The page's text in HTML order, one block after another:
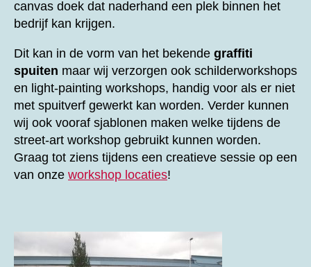
canvas doek dat naderhand een plek binnen het
bedrijf kan krijgen.
Dit kan in de vorm van het bekende graffiti
spuiten maar wij verzorgen ook schilderworkshops
en light-painting workshops, handig voor als er niet
met spuitverf gewerkt kan worden. Verder kunnen
wij ook vooraf sjablonen maken welke tijdens de
street-art workshop gebruikt kunnen worden.
Graag tot ziens tijdens een creatieve sessie op een
van onze workshop locaties!